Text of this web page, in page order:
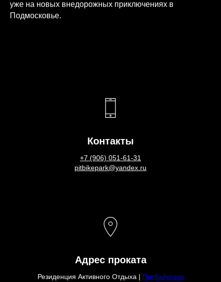
уже на новых внедорожных приключениях в
Подмосковье.
Контакты
+7 (906) 051-61-31
pitbikepark@yandex.ru
Адрес проката
Резиденция Активного Отдыха | Питбайкпарк